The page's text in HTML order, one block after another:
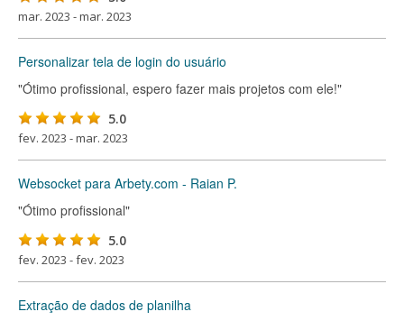
mar. 2023 - mar. 2023
Personalizar tela de login do usuário
"Ótimo profissional, espero fazer mais projetos com ele!"
5.0
fev. 2023 - mar. 2023
Websocket para Arbety.com - Raian P.
"Ótimo profissional"
5.0
fev. 2023 - fev. 2023
Extração de dados de planilha